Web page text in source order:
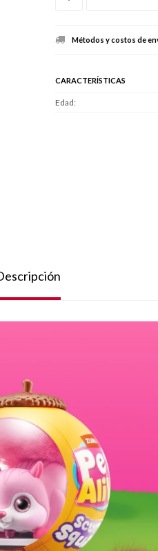
Métodos y costos de
CARACTERÍSTICAS
Edad